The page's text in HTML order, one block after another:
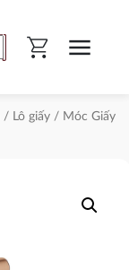
shopping_cart menu
/ Lô giấy / Móc Giấy